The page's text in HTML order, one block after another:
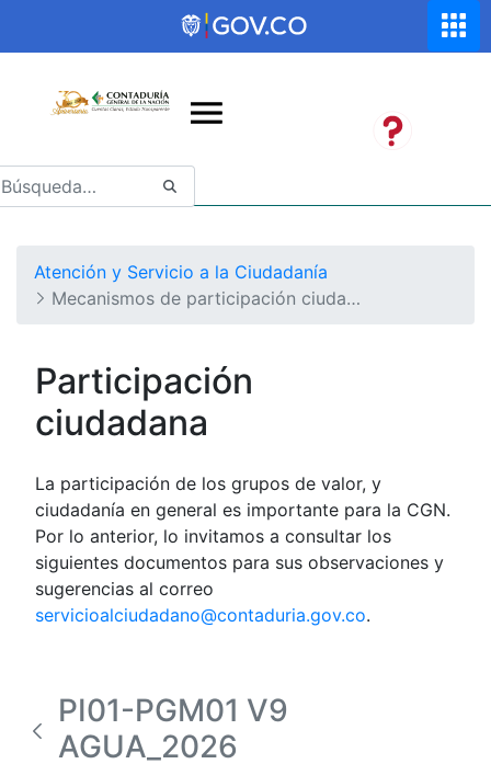
Saltar al contenido principal
Abrir menú de accesibilidad
Atención y Servicio a la Ciudadanía
Mecanismos de participación ciudadana
Participación
ciudadana
La participación de los grupos de valor, y
ciudadanía en general es importante para la CGN.
Por lo anterior, lo invitamos a consultar los
siguientes documentos para sus observaciones y
sugerencias al correo
servicioalciudadano@contaduria.gov.co.
PI01-PGM01 V9
AGUA_2026